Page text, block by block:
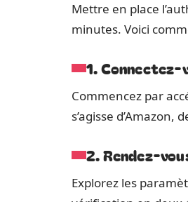
Mettre en place
minutes. Voici
1. Connectez-
Commencez par
s’agisse
2. Rendez-
Explorez les